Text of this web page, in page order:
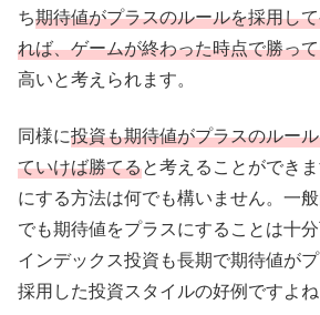
ち期待値がプラスのルールを採用し
れば、ゲームが終わった時点で勝っ
高いと考えられます。
同様に投資も期待値がプラスのルー
ていけば勝てると考えることができ
にする方法は何でも構いません。一
でも期待値をプラスにすることは十
インデックス投資も長期で期待値が
採用した投資スタイルの好例ですよね